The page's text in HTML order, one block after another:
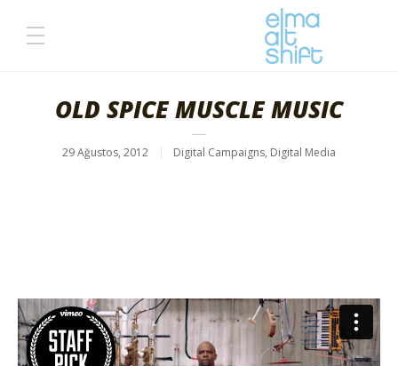
OLD SPICE MUSCLE MUSIC
29 Ağustos, 2012 Digital Campaigns, Digital Media